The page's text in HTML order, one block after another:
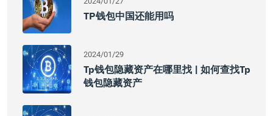
TP钱包中国还能用吗
2024/01/29
Tp钱包隐藏资产在哪里找 | 如何查找tp
钱包隐藏资产